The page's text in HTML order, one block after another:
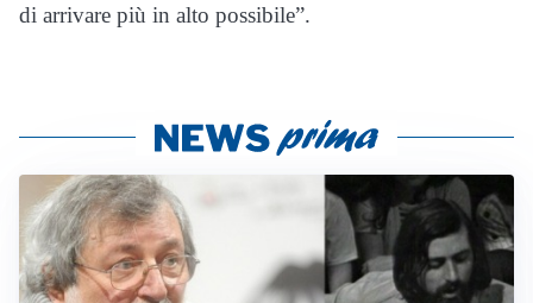
di arrivare più in alto possibile”.